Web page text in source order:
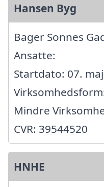
Hansen Byg
Bager Sonnes
Ansatte:
Startdato: 07.
Mindre
CVR: 39544520
HNHE